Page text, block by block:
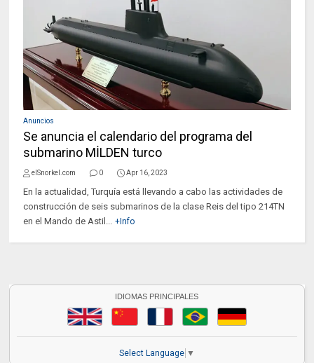
Anuncios
Se anuncia el calendario del programa del
submarino MİLDEN turco
elSnorkel.com 0 Apr 16, 2023
En la actualidad, Turquía está llevando a cabo las actividades de
construcción de seis submarinos de la clase Reis del tipo 214TN
en el Mando de Astil... +Info
IDIOMAS PRINCIPALES
Select Language ▼